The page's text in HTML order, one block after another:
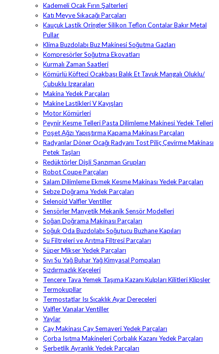
Kademeli Ocak Fırın Şalterleri
Katı Meyve Sıkacağı Parçaları
Kauçuk Lastik Oringler Silikon Teflon Contalar Bakır Metal
Pullar
Klima Buzdolabı Buz Makinesi Soğutma Gazları
Kompresörler Soğutma Ekovatları
Kurmalı Zaman Saatleri
Kömürlü Köfteci Ocakbaşı Balık Et Tavuk Mangalı Oluklu/
Çubuklu Izgaraları
Makina Yedek Parçaları
Makine Lastikleri V Kayışları
Motor Kömürleri
Peynir Kesme Telleri Pasta Dilimleme Makinesi Yedek Telleri
Poşet Ağzı Yapıştırma Kapama Makinası Parçaları
Radyanlar Döner Ocağı Radyanı Tost Piliç Çevirme Makinası
Petek Taşları
Redüktörler Dişli Şanzıman Grupları
Robot Coupe Parçaları
Salam Dilimleme Ekmek Kesme Makinası Yedek Parçaları
Sebze Doğrama Yedek Parçaları
Selenoid Valfler Ventiller
Sensörler Manyetik Mekanik Sensör Modelleri
Soğan Doğrama Makinası Parçaları
Soğuk Oda Buzdolabı Soğutucu Buzhane Kapıları
Su Filtreleri ve Arıtma Filtresi Parçaları
Süper Mikser Yedek Parçaları
Sıvı Su Yağ Buhar Yağ Kimyasal Pompaları
Sızdırmazlık Keçeleri
Tencere Tava Yemek Taşıma Kazanı Kulpları Kilitleri Klipsler
Termokupllar
Termostatlar Isı Sıcaklık Ayar Dereceleri
Valfler Vanalar Ventiller
Yaylar
Çay Makinası Çay Semaveri Yedek Parçaları
Çorba Isıtma Makineleri Çorbalık Kazanı Yedek Parçaları
Şerbetlik Ayranlık Yedek Parçaları